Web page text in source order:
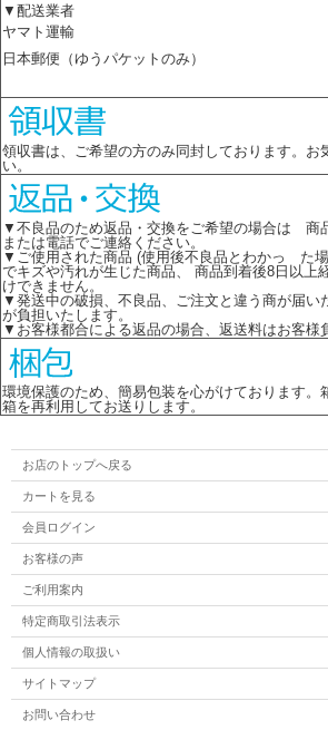
▼配送業者
ヤマト運輸
日本郵便（ゆうパケットのみ）
領収書は、ご希望の方のみ同封しております。お
い。
▼不良品のため返品・交換をご希望の場合は 商
または電話でご連絡ください。
▼ご使用された商品 (使用後不良品とわかっ た
でキズや汚れが生じた商品、 商品到着後8日以上
けできません。
▼発送中の破損、不良品、ご注文と違う商が届い
が負担いたします。
▼お客様都合による返品の場合、返送料はお客様
環境保護のため、簡易包装を心がけております。
箱を再利用してお送りします。
お店のトップへ戻る
カートを見る
会員ログイン
お客様の声
ご利用案内
特定商取引法表示
個人情報の取扱い
サイトマップ
お問い合わせ